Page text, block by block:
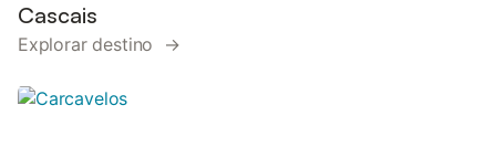
Cascais
Explorar destino →